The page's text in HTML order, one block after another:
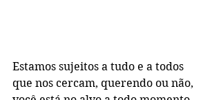
Estamos sujeitos a tudo e a todos
que nos cercam, querendo ou não,